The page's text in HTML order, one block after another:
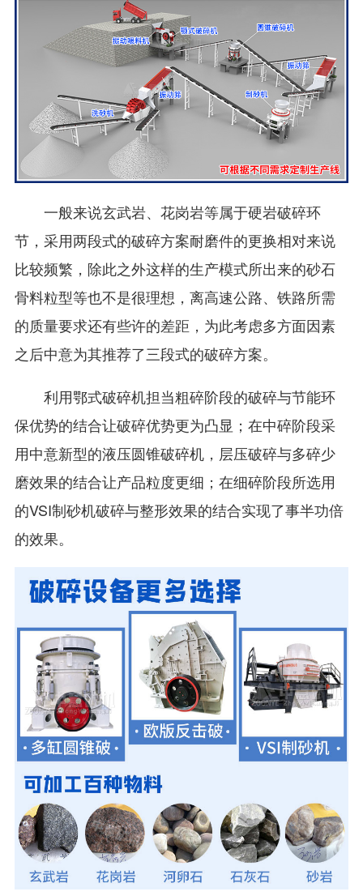
一般来说玄武岩、花岗岩等属于硬岩破碎环
节，采用两段式的破碎方案耐磨件的更换相对来说
比较频繁，除此之外这样的生产模式所出来的砂石
骨料粒型等也不是很理想，离高速公路、铁路所需
的质量要求还有些许的差距，为此考虑多方面因素
之后中意为其推荐了三段式的破碎方案。
利用鄂式破碎机担当粗碎阶段的破碎与节能环
保优势的结合让破碎优势更为凸显；在中碎阶段采
用中意新型的液压圆锥破碎机，层压破碎与多碎少
磨效果的结合让产品粒度更细；在细碎阶段所选用
的VSI制砂机破碎与整形效果的结合实现了事半功倍
的效果。